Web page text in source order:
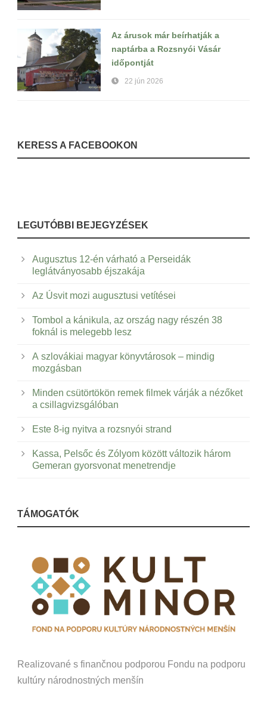
Az árusok már beírhatják a
naptárba a Rozsnyói Vásár
időpontját
22 jún 2026
KERESS A FACEBOOKON
LEGUTÓBBI BEJEGYZÉSEK
Augusztus 12-én várható a Perseidák
leglátványosabb éjszakája
Az Úsvit mozi augusztusi vetítései
Tombol a kánikula, az ország nagy részén 38
foknál is melegebb lesz
A szlovákiai magyar könyvtárosok – mindig
mozgásban
Minden csütörtökön remek filmek várják a nézőket
a csillagvizsgálóban
Este 8-ig nyitva a rozsnyói strand
Kassa, Pelsőc és Zólyom között változik három
Gemeran gyorsvonat menetrendje
TÁMOGATÓK
Realizované s finančnou podporou Fondu na podporu
kultúry národnostných menšín